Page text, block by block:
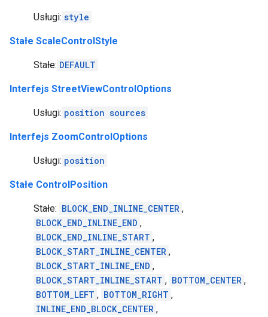
Usługi: style
Stałe ScaleControlStyle
Stałe: DEFAULT
Interfejs StreetViewControlOptions
Usługi: position sources
Interfejs ZoomControlOptions
Usługi: position
Stałe ControlPosition
Stałe: BLOCK_END_INLINE_CENTER ,
BLOCK_END_INLINE_END ,
BLOCK_END_INLINE_START ,
BLOCK_START_INLINE_CENTER ,
BLOCK_START_INLINE_END ,
BLOCK_START_INLINE_START , BOTTOM_CENTER ,
BOTTOM_LEFT , BOTTOM_RIGHT ,
INLINE_END_BLOCK_CENTER ,